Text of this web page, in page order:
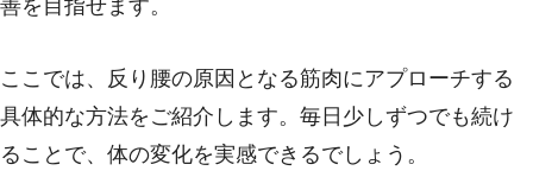
善を目指せます。
ここでは、反り腰の原因となる筋肉にアプローチする
具体的な方法をご紹介します。毎日少しずつでも続け
ることで、体の変化を実感できるでしょう。